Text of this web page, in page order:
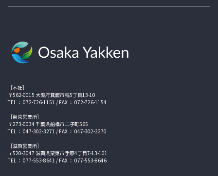
［本社］
〒562-0015 大阪府箕面市稲5丁目13-10
TEL ： 072-726-1151 / FAX ： 072-726-1154
［東京営業所］
〒273-0034 千葉県船橋市二子町565
TEL ： 047-302-3271 / FAX ： 047-302-3270
［滋賀営業所］
〒520-3047 滋賀県栗東市手原4丁目7-13-101
TEL ： 077-553-8641 / FAX ： 077-553-8646